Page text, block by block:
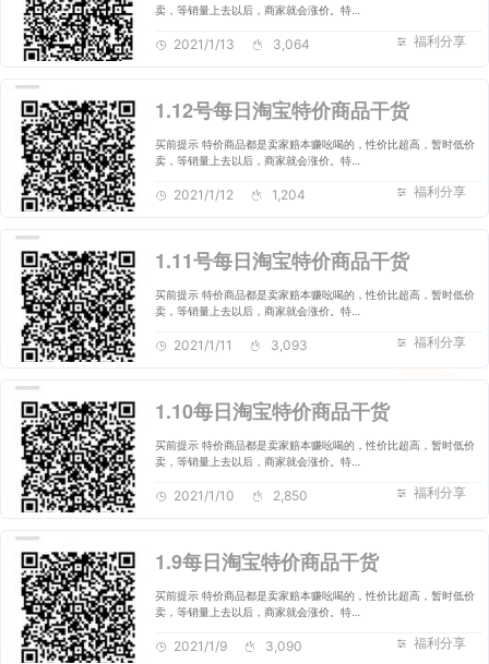
卖，等销量上去以后，商家就会涨价。特…
福利分享
2021/1/13 3,064
1.12号每日淘宝特价商品干货
买前提示 特价商品都是卖家赔本赚吆喝的，性价比超高，暂时低价
卖，等销量上去以后，商家就会涨价。特…
福利分享
2021/1/12 1,204
1.11号每日淘宝特价商品干货
买前提示 特价商品都是卖家赔本赚吆喝的，性价比超高，暂时低价
卖，等销量上去以后，商家就会涨价。特…
福利分享
2021/1/11 3,093
1.10每日淘宝特价商品干货
买前提示 特价商品都是卖家赔本赚吆喝的，性价比超高，暂时低价
卖，等销量上去以后，商家就会涨价。特…
福利分享
2021/1/10 2,850
1.9每日淘宝特价商品干货
买前提示 特价商品都是卖家赔本赚吆喝的，性价比超高，暂时低价
卖，等销量上去以后，商家就会涨价。特…
福利分享
2021/1/9 3,090